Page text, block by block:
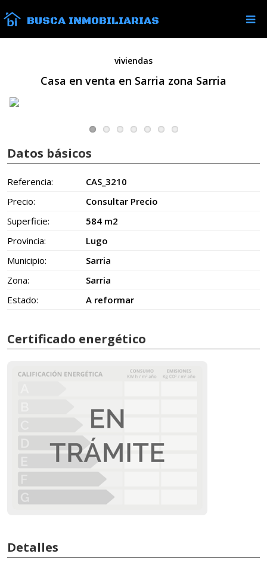
BUSCA INMOBILIARIAS
viviendas
Casa en venta en Sarria zona Sarria
Datos básicos
Referencia:
CAS_3210
Precio:
Consultar Precio
Superficie:
584 m2
Provincia:
Lugo
Municipio:
Sarria
Zona:
Sarria
Estado:
A reformar
Certificado energético
Detalles